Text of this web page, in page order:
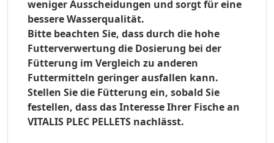
weniger Ausscheidungen und sorgt für eine
bessere Wasserqualität.
Bitte beachten Sie, dass durch die hohe
Futterverwertung die Dosierung bei der
Fütterung im Vergleich zu anderen
Futtermitteln geringer ausfallen kann.
Stellen Sie die Fütterung ein, sobald Sie
festellen, dass das Interesse Ihrer Fische an
VITALIS PLEC PELLETS nachlässt.